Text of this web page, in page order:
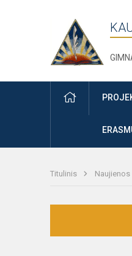
PRADŽIA
Titulinis Naujienos